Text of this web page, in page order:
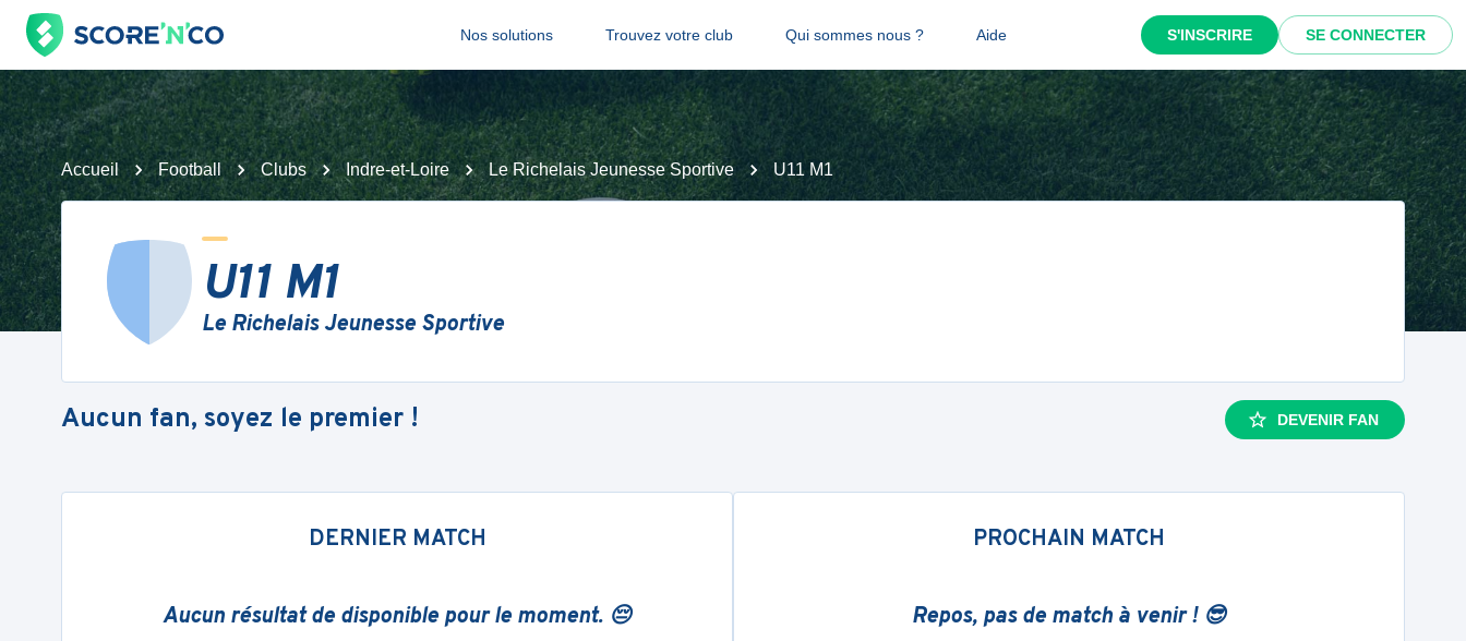
Nos solutions Trouvez votre club Qui sommes nous ? Aide S'INSCRIRE SE CONNECTER
Accueil Football Clubs Indre-et-Loire Le Richelais Jeunesse Sportive U11 M1
U11 M1
Le Richelais Jeunesse Sportive
Aucun fan, soyez le premier ! DEVENIR FAN
DERNIER MATCH
Aucun résultat de disponible pour le moment. 😔
PROCHAIN MATCH
Repos, pas de match à venir ! 😎